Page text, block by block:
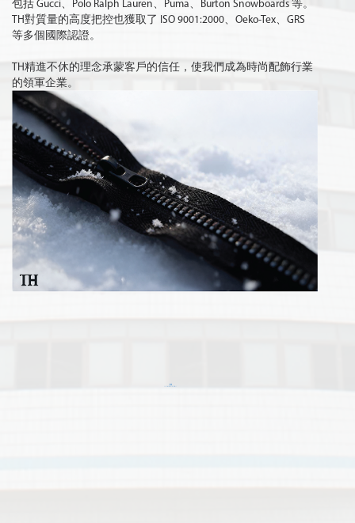
包括 Gucci、Polo Ralph Lauren、Puma、Burton Snowboards 等。
TH對質量的高度把控也獲取了 ISO 9001:2000、Oeko-Tex、GRS
等多個國際認證。
TH精進不休的理念承蒙客戶的信任，使我們成為時尚配飾行業
的領軍企業。